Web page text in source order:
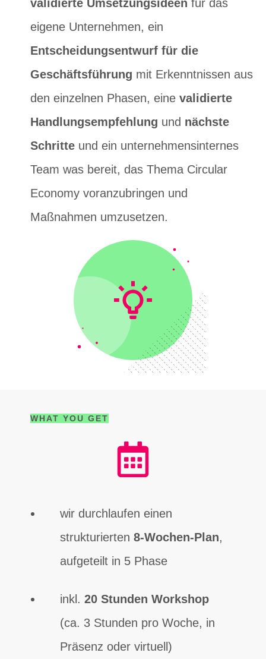
validierte Umsetzungsideen für das
eigene Unternehmen, ein
Entscheidungsentwurf für die
Geschäftsführung mit Erkenntnissen aus
den einzelnen Phasen, eine validierte
Handlungsempfehlung und nächste
Schritte und ein unternehmensinternes
Team was bereit, das Thema Circular
Economy voranzubringen und
Maßnahmen umzusetzen.
WHAT YOU GET
wir durchlaufen einen
strukturierten 8-Wochen-Plan,
aufgeteilt in 5 Phase
inkl. 20 Stunden Workshop
(ca. 3 Stunden pro Woche, in
Präsenz oder virtuell)